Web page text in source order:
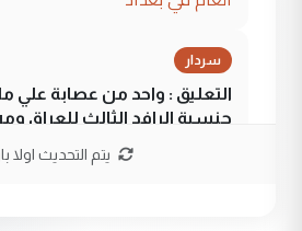
سردار
التعليق : واحد من عصابة علي
جنسية الرافد الثالث للعراق
يتم التحديث اولا